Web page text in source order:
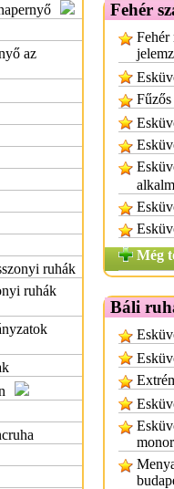
az
ruhák
ruhák
Fehér
Fehér
Még
Báli